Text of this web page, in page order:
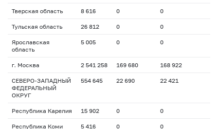
Тверская область 8 616 0 0
Тульская область 26 812 0 0
Ярославская
область
5 005 0 0
г. Москва 2 541 258 169 680 168 922
СЕВЕРО-ЗАПАДНЫЙ
ФЕДЕРАЛЬНЫЙ
ОКРУГ
554 645 22 690 22 421
Республика Карелия 15 902 0 0
Республика Коми 5 416 0 0